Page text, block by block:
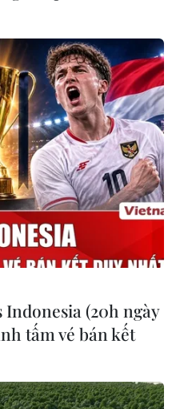
này.
sàng cân nhắc"
tội
18/11 khẳng định
(20h ngày
tấm vé bán kết